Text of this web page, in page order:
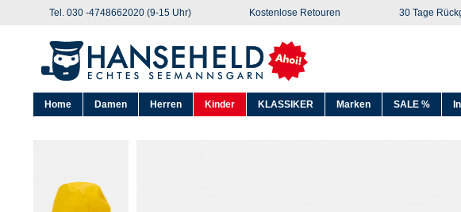
Tel. 030 -4748662020 (9-15 Uhr) Kostenlose Retouren 30 Tage
Home Damen Herren Kinder KLASSIKER Marken SALE %